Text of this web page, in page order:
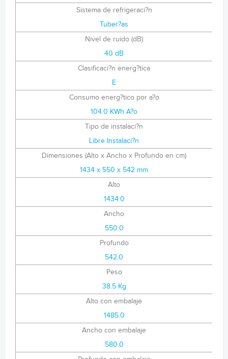
Sistema de refrigeraci?n
Tuber?as
Nivel de ruido (dB)
40 dB
Clasificaci?n energ?tica
E
Consumo energ?tico por a?o
104.0 KWh A?o
Tipo de instalaci?n
Libre Instalaci?n
Dimensiones (Alto x Ancho x Profundo en cm)
1434 x 550 x 542 mm
Alto
1434.0
Ancho
550.0
Profundo
542.0
Peso
38.5 Kg
Alto con embalaje
1485.0
Ancho con embalaje
580.0